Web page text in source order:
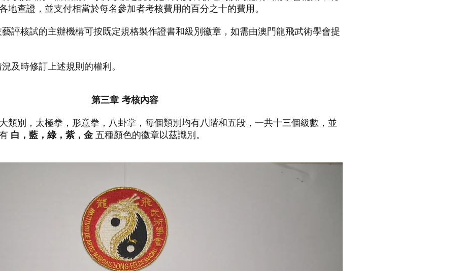
地查證，並支付相當於每名參加者考核費用的百分之十的費用。
藝評核試的主辦機構可按既定規格製作證書和級別徽章，如需由澳門龍飛武術學會提
及時修訂上述規則的權利。
第三章 考核內容
類別，太極拳，形意拳，八卦掌，每個類別均有八階和五段，一共十三個級數，並
白，藍，綠，紫，金五種顏色的徽章以茲識別。